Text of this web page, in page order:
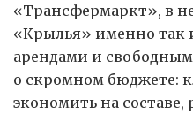
«Трансфермаркт», в
«Крылья» именно так
арендами и
о скромном бюджете:
экономить на составе,